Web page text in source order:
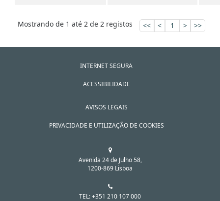
Mostrando de 1 até 2 de 2 registos << < 1 > >>
INTERNET SEGURA
ACESSIBILIDADE
AVISOS LEGAIS
PRIVACIDADE E UTILIZAÇÃO DE COOKIES
Avenida 24 de Julho 58,
1200-869 Lisboa
TEL: +351 210 107 000